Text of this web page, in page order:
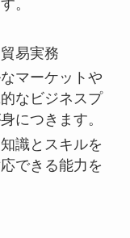
識とスキルを
できる能力を